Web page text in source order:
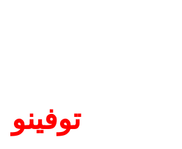
توفینو